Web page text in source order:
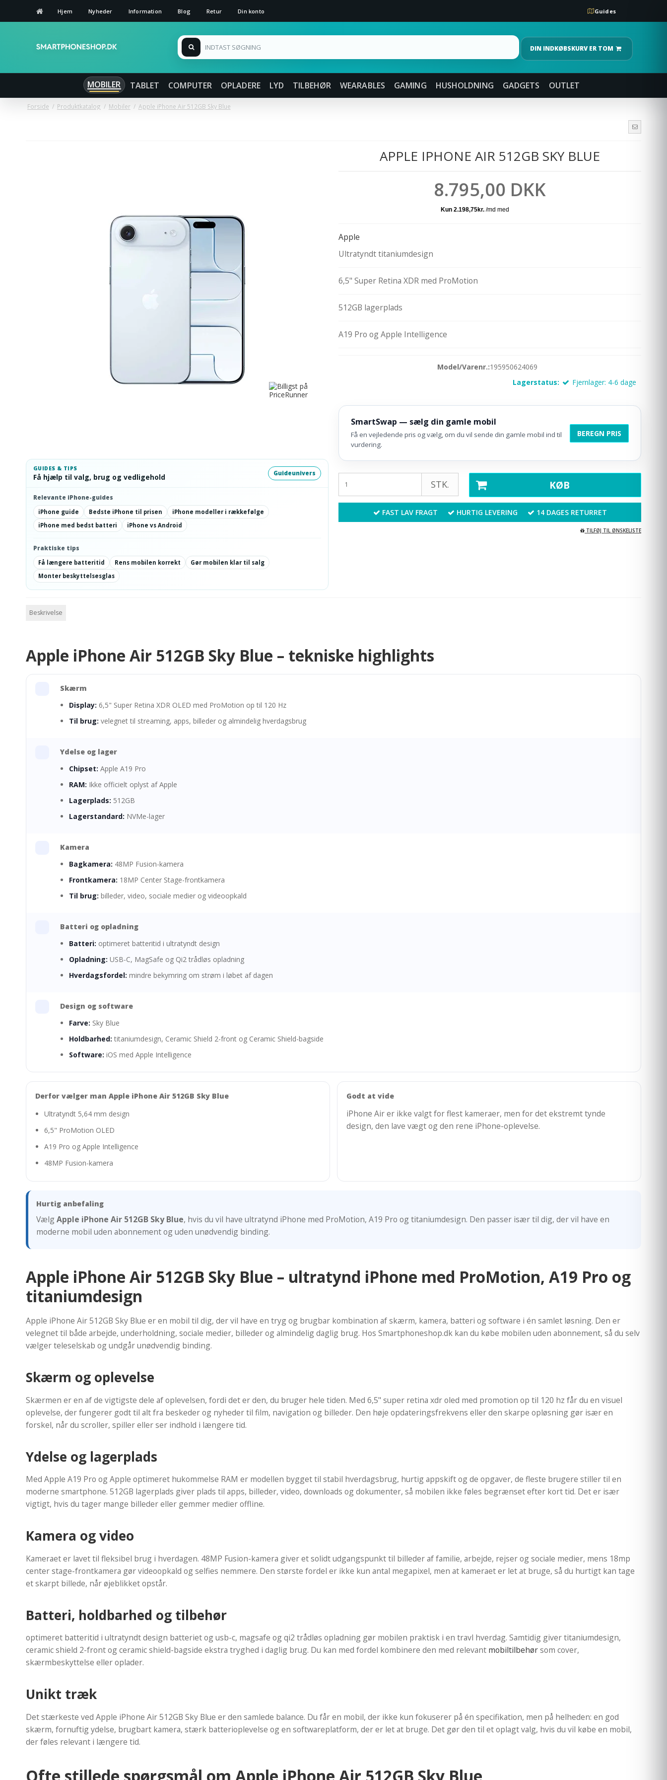
Hjem Nyheder Information Blog Retur Din konto Guides
DIN INDKØBSKURV ER TOM
MOBILER TABLET COMPUTER OPLADERE LYD TILBEHØR WEARABLES GAMING HUSHOLDNING GADGETS OUTLET
Forside / Produktkatalog / Mobiler / Apple iPhone Air 512GB Sky Blue
GUIDES & TIPS
Få hjælp til valg, brug og vedligehold Guideunivers
Relevante iPhone-guides
iPhone guide
Bedste iPhone til prisen
iPhone modeller i rækkefølge
iPhone med bedst batteri
iPhone vs Android
Praktiske tips
Få længere batteritid
Rens mobilen korrekt
Gør mobilen klar til salg
Monter beskyttelsesglas
APPLE IPHONE AIR 512GB SKY BLUE
8.795,00 DKK
Apple
Ultratyndt titaniumdesign
6,5" Super Retina XDR med ProMotion
512GB lagerplads
A19 Pro og Apple Intelligence
Model/Varenr.:195950624069
Lagerstatus:
Fjernlager: 4-6 dage
SmartSwap — sælg din gamle mobil
Få en vejledende pris og vælg, om du vil sende din gamle mobil ind til
vurdering.
BEREGN PRIS
STK. KØB
FAST LAV FRAGT HURTIG LEVERING 14 DAGES RETURRET
TILFØJ TIL ØNSKELISTE
Beskrivelse
Apple iPhone Air 512GB Sky Blue – tekniske highlights
Skærm
Display: 6,5" Super Retina XDR OLED med ProMotion op til 120 Hz
Til brug: velegnet til streaming, apps, billeder og almindelig hverdagsbrug
Ydelse og lager
Chipset: Apple A19 Pro
RAM: Ikke officielt oplyst af Apple
Lagerplads: 512GB
Lagerstandard: NVMe-lager
Kamera
Bagkamera: 48MP Fusion-kamera
Frontkamera: 18MP Center Stage-frontkamera
Til brug: billeder, video, sociale medier og videoopkald
Batteri og opladning
Batteri: optimeret batteritid i ultratyndt design
Opladning: USB-C, MagSafe og Qi2 trådløs opladning
Hverdagsfordel: mindre bekymring om strøm i løbet af dagen
Design og software
Farve: Sky Blue
Holdbarhed: titaniumdesign, Ceramic Shield 2-front og Ceramic Shield-bagside
Software: iOS med Apple Intelligence
Derfor vælger man Apple iPhone Air 512GB Sky Blue
Ultratyndt 5,64 mm design
6,5" ProMotion OLED
A19 Pro og Apple Intelligence
48MP Fusion-kamera
Godt at vide
iPhone Air er ikke valgt for flest kameraer, men for det ekstremt tynde
design, den lave vægt og den rene iPhone-oplevelse.
Hurtig anbefaling
VælgApple iPhone Air 512GB Sky Blue, hvis du vil have ultratynd iPhone med ProMotion, A19 Pro og titaniumdesign. Den passer især til dig, der vil have en
moderne mobil uden abonnement og uden unødvendig binding.
Apple iPhone Air 512GB Sky Blue – ultratynd iPhone med ProMotion, A19 Pro og
titaniumdesign
Apple iPhone Air 512GB Sky Blue er en mobil til dig, der vil have en tryg og brugbar kombination af skærm, kamera, batteri og software i én samlet løsning. Den er
velegnet til både arbejde, underholdning, sociale medier, billeder og almindelig daglig brug. Hos Smartphoneshop.dk kan du købe mobilen uden abonnement, så du selv
vælger teleselskab og undgår unødvendig binding.
Skærm og oplevelse
Skærmen er en af de vigtigste dele af oplevelsen, fordi det er den, du bruger hele tiden. Med 6,5" super retina xdr oled med promotion op til 120 hz får du en visuel
oplevelse, der fungerer godt til alt fra beskeder og nyheder til film, navigation og billeder. Den høje opdateringsfrekvens eller den skarpe opløsning gør især en
forskel, når du scroller, spiller eller ser indhold i længere tid.
Ydelse og lagerplads
Med Apple A19 Pro og Apple optimeret hukommelse RAM er modellen bygget til stabil hverdagsbrug, hurtig appskift og de opgaver, de fleste brugere stiller til en
moderne smartphone. 512GB lagerplads giver plads til apps, billeder, video, downloads og dokumenter, så mobilen ikke føles begrænset efter kort tid. Det er især
vigtigt, hvis du tager mange billeder eller gemmer medier offline.
Kamera og video
Kameraet er lavet til fleksibel brug i hverdagen. 48MP Fusion-kamera giver et solidt udgangspunkt til billeder af familie, arbejde, rejser og sociale medier, mens 18mp
center stage-frontkamera gør videoopkald og selfies nemmere. Den største fordel er ikke kun antal megapixel, men at kameraet er let at bruge, så du hurtigt kan tage
et skarpt billede, når øjeblikket opstår.
Batteri, holdbarhed og tilbehør
optimeret batteritid i ultratyndt design batteriet og usb-c, magsafe og qi2 trådløs opladning gør mobilen praktisk i en travl hverdag. Samtidig giver titaniumdesign,
ceramic shield 2-front og ceramic shield-bagside ekstra tryghed i daglig brug. Du kan med fordel kombinere den med relevant mobiltilbehørsom cover,
skærmbeskyttelse eller oplader.
Unikt træk
Det stærkeste ved Apple iPhone Air 512GB Sky Blue er den samlede balance. Du får en mobil, der ikke kun fokuserer på én specifikation, men på helheden: en god
skærm, fornuftig ydelse, brugbart kamera, stærk batterioplevelse og en softwareplatform, der er let at bruge. Det gør den til et oplagt valg, hvis du vil købe en mobil,
der føles relevant i længere tid.
Ofte stillede spørgsmål om Apple iPhone Air 512GB Sky Blue